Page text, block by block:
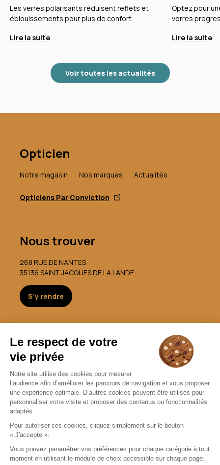
Les verres polarisants réduisent reflets et
éblouissements pour plus de confort.
Lire la suite
Optez pour
verres
Lire la suite
Voir toutes les actualités
Opticien
Notre magasin Nos marques Actualités
Opticiens Par Conviction
Nous trouver
268 RUE DE NANTES
35136 SAINT JACQUES DE LA LANDE
S'y rendre
Nous contacter
02 99 05 37 60
Nous contacter